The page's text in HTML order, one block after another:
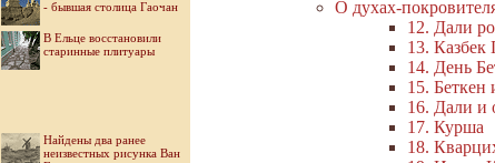
- бывшая столица Гаочан
В Ельце восстановили
старинные плитуары
Найдены два ранее
неизвестных рисунка Ван
О духах-
12. Дали
13. Казбек
14. День
15. Беткен
16. Дали и
17. Курша
18.